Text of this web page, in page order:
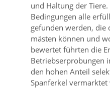
und Haltung der
Bedingungen alle
gefunden werden, die
mästen können und
bewertet führten die
Betriebserprobungen
den hohen Anteil
Spanferkel